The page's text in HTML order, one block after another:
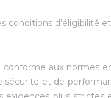
conditions d’éligibilité
aux normes
et de